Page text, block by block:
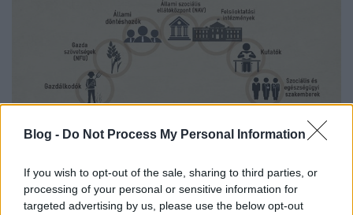
Blog - Do Not Process My Personal Information
If you wish to opt-out of the sale, sharing to third parties, or
processing of your personal or sensitive information for
targeted advertising by us, please use the below opt-out